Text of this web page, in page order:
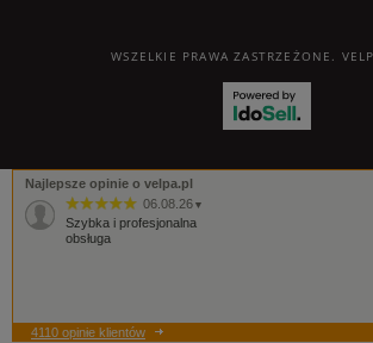
WSZELKIE PRAWA ZASTRZEŻONE.
Najlepsze opinie o velpa.pl
06.08.26 ▼
Szybka i profesjonalna
obsługa
06.08.26▼
4110 opinie klientów